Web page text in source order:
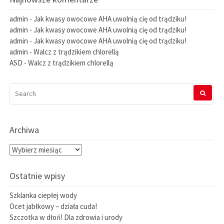
admin - Jak kwasy owocowe AHA uwolnią cię od trądziku!
admin - Jak kwasy owocowe AHA uwolnią cię od trądziku!
admin - Jak kwasy owocowe AHA uwolnią cię od trądziku!
admin - Walcz z trądzikiem chlorellą
ASD - Walcz z trądzikiem chlorellą
FOR:
Archiwa
Archiwa
Ostatnie wpisy
Szklanka ciepłej wody
Ocet jabłkowy – działa cuda!
Szczotka w dłoń! Dla zdrowia i urody